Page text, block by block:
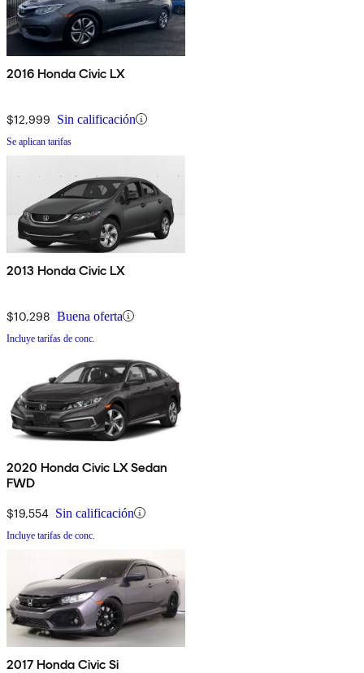
2016 Honda Civic LX
$12,999 Sin calificación
Se aplican tarifas
2013 Honda Civic LX
$10,298 Buena oferta
Incluye tarifas de conc.
2020 Honda Civic LX Sedan
FWD
$19,554 Sin calificación
Incluye tarifas de conc.
2017 Honda Civic Si